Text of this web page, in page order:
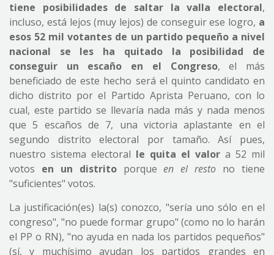
tiene posibilidades de saltar la valla electoral,
incluso, está lejos (muy lejos) de conseguir ese logro, a
esos 52 mil votantes de un partido pequeño a nivel
nacional se les ha quitado la posibilidad de
conseguir un escaño en el Congreso, el más
beneficiado de este hecho será el quinto candidato en
dicho distrito por el Partido Aprista Peruano, con lo
cual, este partido se llevaría nada más y nada menos
que 5 escaños de 7, una victoria aplastante en el
segundo distrito electoral por tamaño. Así pues,
nuestro sistema electoral le quita el valor a 52 mil
votos en un distritoporqueen el resto no tiene
"suficientes" votos.
La justificación(es) la(s) conozco, "sería uno sólo en el
congreso", "no puede formar grupo" (como no lo harán
el PP o RN), "no ayuda en nada los partidos pequeños"
(sí, y muchísimo ayudan los partidos grandes en